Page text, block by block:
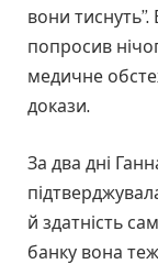
вони тиснуть”.
попросив
медичне
докази.
За два дні
й здатність
банку вона